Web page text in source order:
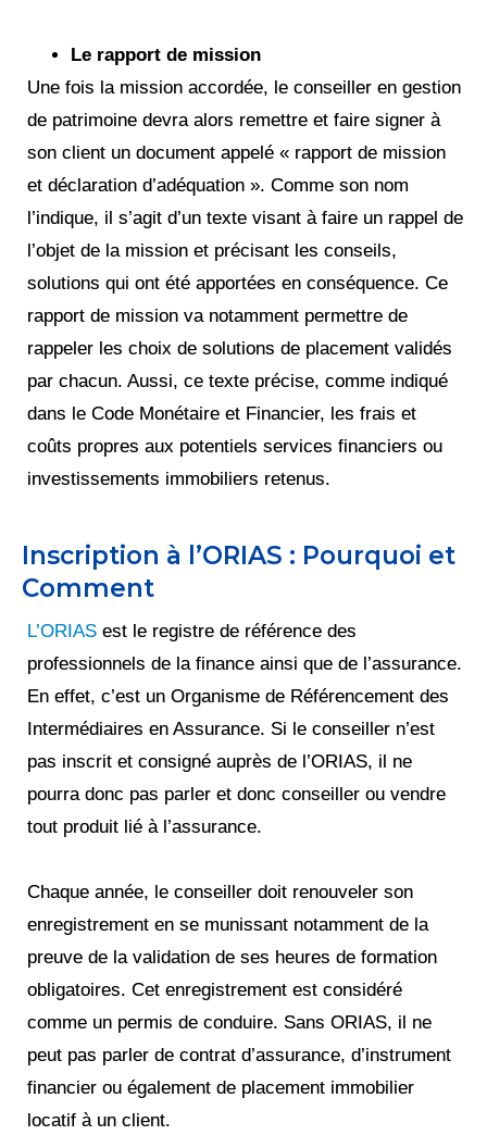
Le rapport de mission
Une fois la mission accordée, le conseiller en gestion
de patrimoine devra alors remettre et faire signer à
son client un document appelé « rapport de mission
et déclaration d’adéquation ». Comme son nom
l’indique, il s’agit d’un texte visant à faire un rappel de
l’objet de la mission et précisant les conseils,
solutions qui ont été apportées en conséquence. Ce
rapport de mission va notamment permettre de
rappeler les choix de solutions de placement validés
par chacun. Aussi, ce texte précise, comme indiqué
dans le Code Monétaire et Financier, les frais et
coûts propres aux potentiels services financiers ou
investissements immobiliers retenus.
Inscription à l’ORIAS : Pourquoi et
Comment
L’ORIAS est le registre de référence des
professionnels de la finance ainsi que de l’assurance.
En effet, c’est un Organisme de Référencement des
Intermédiaires en Assurance. Si le conseiller n’est
pas inscrit et consigné auprès de l’ORIAS, il ne
pourra donc pas parler et donc conseiller ou vendre
tout produit lié à l’assurance.
Chaque année, le conseiller doit renouveler son
enregistrement en se munissant notamment de la
preuve de la validation de ses heures de formation
obligatoires. Cet enregistrement est considéré
comme un permis de conduire. Sans ORIAS, il ne
peut pas parler de contrat d’assurance, d’instrument
financier ou également de placement immobilier
locatif à un client.